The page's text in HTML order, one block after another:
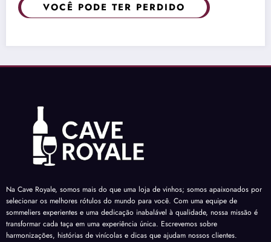
VOCÊ PODE TER PERDIDO
Na Cave Royale, somos mais do que uma loja de vinhos; somos apaixonados por
selecionar os melhores rótulos do mundo para você. Com uma equipe de
sommeliers experientes e uma dedicação inabalável à qualidade, nossa missão é
transformar cada taça em uma experiência única. Escrevemos sobre
harmonizações, histórias de vinícolas e dicas que ajudam nossos clientes.